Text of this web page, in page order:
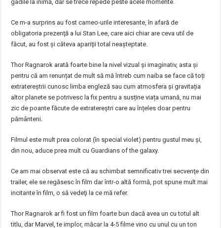
gâdile la inimă, dar se trece repede peste acele momente.
Ce m-a surprins au fost cameo-urile interesante, în afară de
obligatoria prezenţă a lui Stan Lee, care aici chiar are ceva util de
făcut, au fost şi câteva apariţii total neaşteptate.
Thor Ragnarok arată foarte bine la nivel vizual şi imaginativ, asta şi
pentru că am renunțat de mult să mă întreb cum naiba se face că toți
extratereștrii cunosc limba engleză sau cum atmosfera și gravitația
altor planete se potrivesc la fix pentru a susține viața umană, nu mai
zic de poante făcute de extratereștri care au înțeles doar pentru
pământeni.
Filmul este mult prea colorat (în special violet) pentru gustul meu şi,
din nou, aduce prea mult cu Guardians of the galaxy.
Ce am mai observat este că au schimbat semnificativ trei secvenţe din
trailer, ele se regăsesc în film dar într-o altă formă, pot spune mult mai
incitante în film, o să vedeţi la ce mă refer.
Thor Ragnarok ar fi fost un film foarte bun dacă avea un cu totul alt
titlu, dar Marvel, te implor, măcar la 4-5 filme vino cu unul cu un ton